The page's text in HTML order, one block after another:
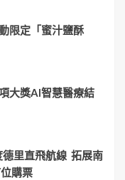
限定「蜜汁鹽酥
大獎AI智慧醫療結
里直飛航線 拓展南
購票